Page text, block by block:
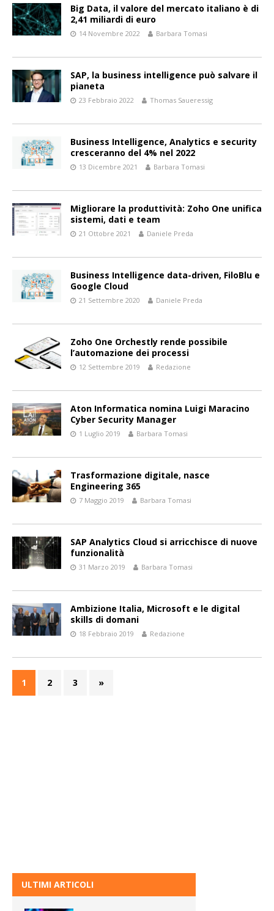
Big Data, il valore del mercato italiano è di
2,41 miliardi di euro
14 Novembre 2022 Barbara Tomasi
SAP, la business intelligence può salvare il
pianeta
23 Febbraio 2022 Thomas Saueressig
Business Intelligence, Analytics e security
cresceranno del 4% nel 2022
13 Dicembre 2021 Barbara Tomasi
Migliorare la produttività: Zoho One unifica
sistemi, dati e team
21 Ottobre 2021 Daniele Preda
Business Intelligence data-driven, FiloBlu e
Google Cloud
21 Settembre 2020 Daniele Preda
Zoho One Orchestly rende possibile
l’automazione dei processi
12 Settembre 2019 Redazione
Aton Informatica nomina Luigi Maracino
Cyber Security Manager
1 Luglio 2019 Barbara Tomasi
Trasformazione digitale, nasce
Engineering 365
7 Maggio 2019 Barbara Tomasi
SAP Analytics Cloud si arricchisce di nuove
funzionalità
31 Marzo 2019 Barbara Tomasi
Ambizione Italia, Microsoft e le digital
skills di domani
18 Febbraio 2019 Redazione
1 2 3 »
ULTIMI ARTICOLI